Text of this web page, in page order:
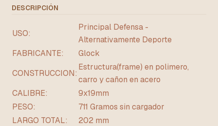
DESCRIPCIÓN
USO:
Principal Defensa -
Alternativamente Deporte
FABRICANTE:
Glock
CONSTRUCCION:
Estructura(frame) en polimero,
carro y cañon en acero
CALIBRE:
9x19mm
PESO:
711 Gramos sin cargador
LARGO TOTAL:
202 mm